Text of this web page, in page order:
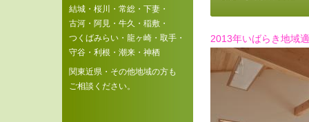
結城・桜川・常総・下妻・
古河・阿見・牛久・稲敷・
つくばみらい・龍ヶ崎・取手・
守谷・利根・潮来・神栖
関東近県・その他地域の方も
ご相談ください。
2013年いばらき地域